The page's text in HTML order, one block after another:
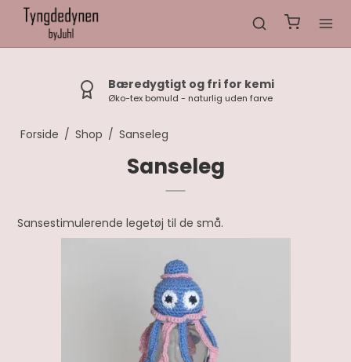
Bæredygtigt og fri for kemi
Øko-tex bomuld - naturlig uden farve
Forside / Shop / Sanseleg
Sanseleg
Sansestimulerende legetøj til de små.